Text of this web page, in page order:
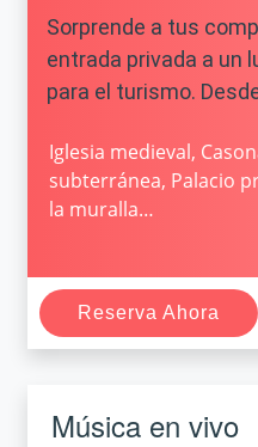
Sorprende a tus
entrada privada a un
para el turismo.
Iglesia medieval,
subterránea, Palacio
la muralla…
Reserva Ahora
Música en vivo